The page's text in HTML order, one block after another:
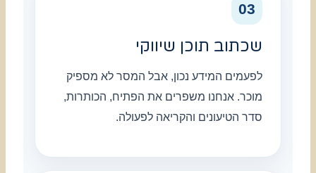
03
שכתוב תוכן שיווקי
לפעמים המידע נכון, אבל המסר לא מספיק
מוכר. אנחנו משפרים את הפתיח, הכותרות,
סדר הטיעונים והקריאה לפעולה.